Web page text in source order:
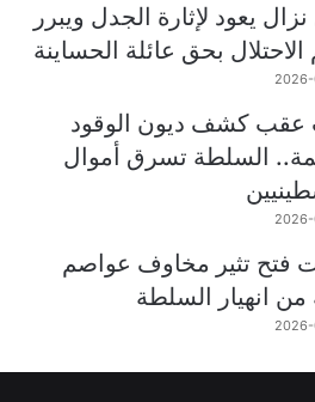
يعود لإثارة الجدل ويبرر
الاحتلال بحق عائلة الحساينة
كشف ديون الوقود
السلطة تسرق أموال
فتح تثير مخاوف عواصم
من انهيار السلطة